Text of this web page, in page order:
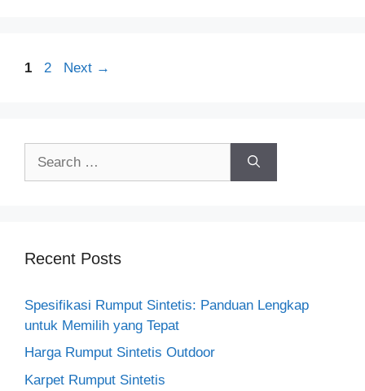
Page
1 Page
2 Next →
Recent Posts
Spesifikasi Rumput Sintetis: Panduan Lengkap
untuk Memilih yang Tepat
Harga Rumput Sintetis Outdoor
Karpet Rumput Sintetis